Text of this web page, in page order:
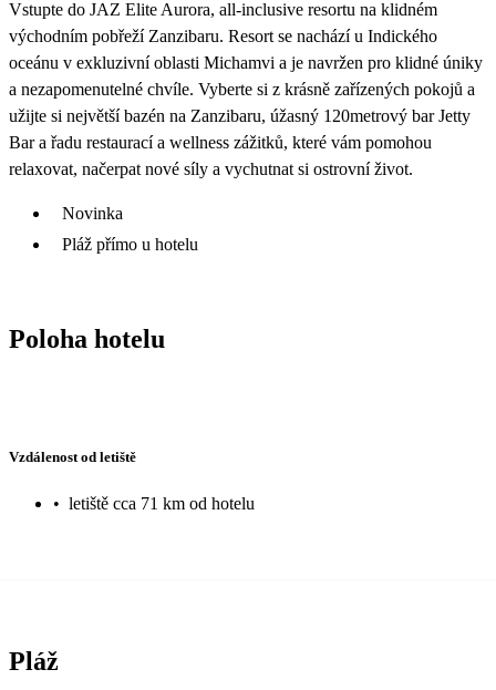
Vstupte do JAZ Elite Aurora, all-inclusive resortu na klidném
východním pobřeží Zanzibaru. Resort se nachází u Indického
oceánu v exkluzivní oblasti Michamvi a je navržen pro klidné úniky
a nezapomenutelné chvíle. Vyberte si z krásně zařízených pokojů a
užijte si největší bazén na Zanzibaru, úžasný 120metrový bar Jetty
Bar a řadu restaurací a wellness zážitků, které vám pomohou
relaxovat, načerpat nové síly a vychutnat si ostrovní život.
Novinka
Pláž přímo u hotelu
Poloha hotelu
Vzdálenost od letiště
• letiště cca 71 km od hotelu
Pláž